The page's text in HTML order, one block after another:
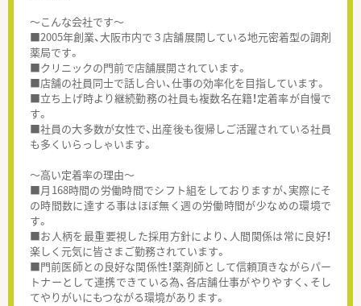
～こんな会社です～
■2005年創業、大阪市内で３店舗展開している地元密着型の調剤
薬局です。
■クリニックの門前で店舗展開されています。
■店舗の社員同士で話し合い、仕事の効率化を目指しています。
■立ち上げ時より継続勤務の社員も複数名在籍！定着率が自慢で
す。
■社員の大多数が女性で、出産後も復帰しご活躍されている社員
も多くいらっしゃいます。
～高い定着率の理由～
■月168時間の労働時間でシフト組をしておりますが、実際にそ
の時間数に達する事はほぼ無く週の労働時間が少なめの環境で
す。
■お人柄を最重要視した採用方針により、人間関係は常に良好！
楽しく元気に皆さまご勤務されています。
■門前医師との良好な関係性！薬剤師として信頼頂きながらパー
トナーとして連携できている為、各店舗仕事がやりやすく、そし
てやりがいにもつながる環境があります。